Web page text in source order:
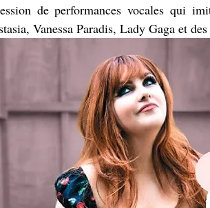
de performances vocales qui
Vanessa Paradis, Lady Gaga et